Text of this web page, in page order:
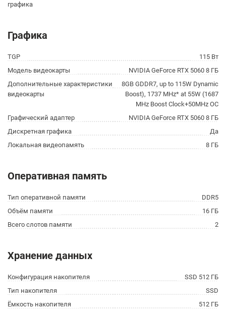
графика
Графика
TGP
115 Вт
Модель видеокарты
NVIDIA GeForce RTX 5060 8 ГБ
Дополнительные характеристики
видеокарты
8GB GDDR7, up to 115W Dynamic
Boost), 1737 MHz* at 55W (1687
MHz Boost Clock+50MHz OC
Графический адаптер
NVIDIA GeForce RTX 5060 8 ГБ
Дискретная графика
Да
Локальная видеопамять
8 ГБ
Оперативная память
Тип оперативной памяти
DDR5
Объём памяти
16 ГБ
Всего слотов памяти
2
Хранение данных
Конфигурация накопителя
SSD 512 ГБ
Тип накопителя
SSD
Ёмкость накопителя
512 ГБ